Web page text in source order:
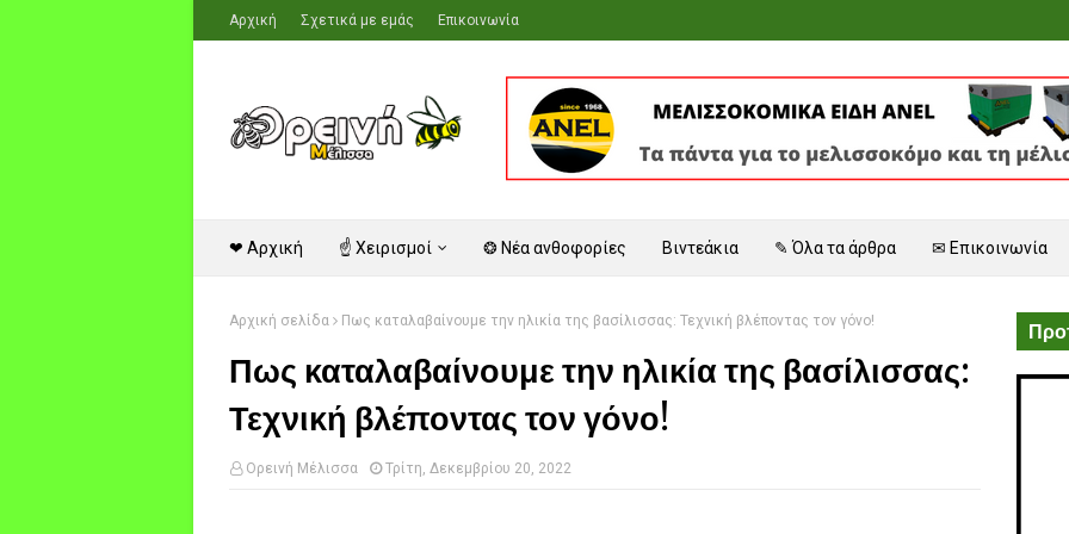
Αρχική Σχετικά με εμάς Επικοινωνία
❤ Αρχική ☝ Χειρισμοί ❂ Νέα ανθοφορίες Βιντεάκια ✎ Όλα τα άρθρα ✉ Επικοινωνία
Αρχική σελίδα Πως καταλαβαίνουμε την ηλικία της βασίλισσας: Τεχνική βλέποντας τον γόνο!
Πως καταλαβαίνουμε την ηλικία της βασίλισσας:
Τεχνική βλέποντας τον γόνο!
Ορεινή Μέλισσα Τρίτη, Δεκεμβρίου 20, 2022